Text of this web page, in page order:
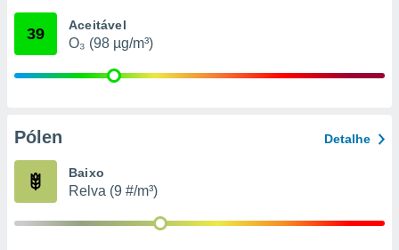
através
estudos
39 Aceitável
O₃ (98 µg/m³)
Pólen Detalhe
Baixo
Relva (9 #/m³)